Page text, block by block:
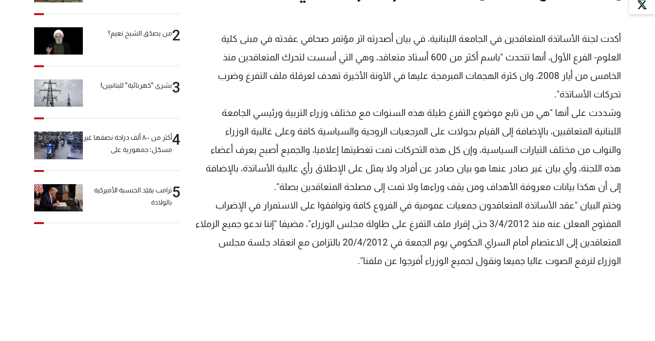
أكدت لجنة الأساتذة المتعاقدين في الجامعة اللبنانية، في بيان أصدرته اثر مؤتمر صحافي عقدته في مبنى كلية
العلوم- الفرع الأول، أنها تتحدث "باسم أكثر من 600 أستاذ متعاقد، وهي التي أسست لتحرك المتعاقدين منذ
الخامس من أيار 2008، وان كثرة الهجمات المبرمجة عليها في الآونة الأخيرة تهدف لعرقلة ملف التفرغ وضرب
تحركات الأساتذة".
وشددت على أنها "هي من تابع موضوع التفرغ طيلة هذه السنوات مع مختلف وزراء التربية ورئيسي الجامعة
اللبنانية المتعاقبين، بالإضافة إلى القيام بجولات على المرجعيات الروحية والسياسية كافة وعلى غالبية الوزراء
والنواب من مختلف التيارات السياسية، وإن كل هذه التحركات تمت تغطيتها إعلاميا، والجميع أصبح يعرف أعضاء
هذه اللجنة، وأي بيان غير صادر عنها هو بيان صادر عن أفراد ولا يمثل على الإطلاق رأي غالبية الأساتذة، بالإضافة
إلى أن هكذا بيانات معروفة الأهداف ومن يقف وراءها ولا تمت إلى مصلحة المتعاقدين بصلة".
وختم البيان "عقد الأساتذة المتعاقدون جمعيات عمومية في الفروع كافة وتوافقوا على الاستمرار في الإضراب
المفتوح المعلن عنه منذ 3/4/2012 حتى إقرار ملف التفرغ على طاولة مجلس الوزراء"، مضيفا "إننا ندعو جميع الزملاء
المتعاقدين إلى الاعتصام أمام السراي الحكومي يوم الجمعة في 20/4/2012 بالتزامن مع انعقاد جلسة مجلس
الوزراء لنرفع الصوت عاليا جميعا ونقول لجميع الوزراء أفرجوا عن ملفنا".
2من يصدّق الشيخ نعيم؟
3بشرى "كهربائية" للبنانيين!
4
أكثر من ٨٠٠ ألف دراجة نصفها غير
مسجّل: جمهورية على
5ترامب يقيّد الجنسية الأميركية
بالولادة